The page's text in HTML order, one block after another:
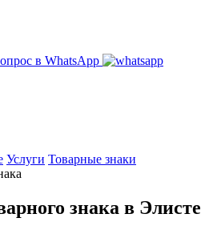
в WhatsApp
Услуги Товарные знаки
знака в Элисте